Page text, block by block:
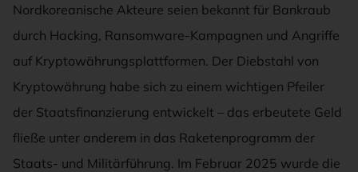
Nordkoreanische Akteure seien bekannt für Bankraub
durch Hacking, Ransomware-Kampagnen und Angriffe
auf Kryptowährungsplattformen. Der Diebstahl von
Kryptowährung habe sich zu einem wichtigen Pfeiler
der Staatsfinanzierung entwickelt – das erbeutete Geld
fließe unter anderem in das Raketenprogramm der
Staats- und Militärführung. Im Februar 2025 wurde die